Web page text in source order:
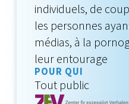
individuels, de
les personnes
médias, à la
leur entourage
POUR QUI
Tout public